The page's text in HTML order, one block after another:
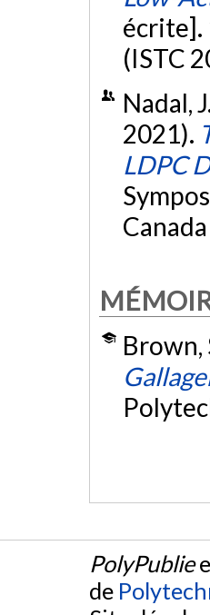
écrite].
(ISTC
Nadal,
2021).
LDPC
Brown,
PolyPublie
de